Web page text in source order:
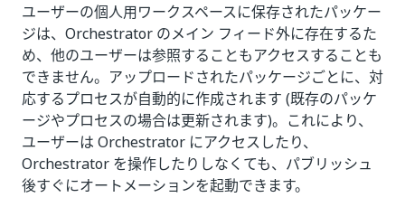
ユーザーの個人用ワークスペースに保存されたパッケー
ジは、Orchestrator のメイン フィード外に存在するた
め、他のユーザーは参照することもアクセスすることも
できません。アップロードされたパッケージごとに、対
応するプロセスが自動的に作成されます (既存のパッケ
ージやプロセスの場合は更新されます)。これにより、
ユーザーは Orchestrator にアクセスしたり、
Orchestrator を操作したりしなくても、パブリッシュ
後すぐにオートメーションを起動できます。